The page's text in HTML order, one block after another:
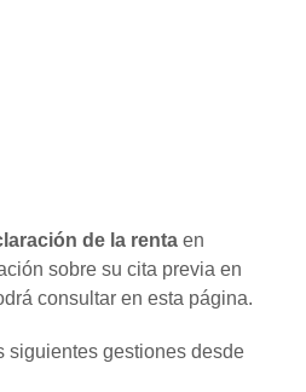
de la renta en
sobre su cita previa en
consultar en esta página.
siguientes gestiones desde